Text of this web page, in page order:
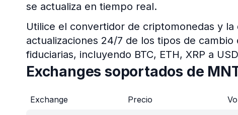
se actualiza en tiempo real.
Utilice el convertidor de criptomonedas y
actualizaciones 24/7 de los tipos de
fiduciarias, incluyendo BTC, ETH, XRP a
Exchanges soportados de
Exchange Precio